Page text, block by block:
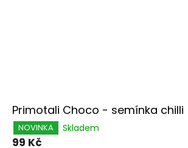
Primotali Choco - semínka chilli
NOVINKA Skladem
99 Kč